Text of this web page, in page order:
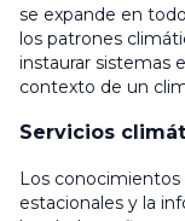
se expande en
los patrones
instaurar sistemas
contexto de un
Servicios
Los
estacionales y la